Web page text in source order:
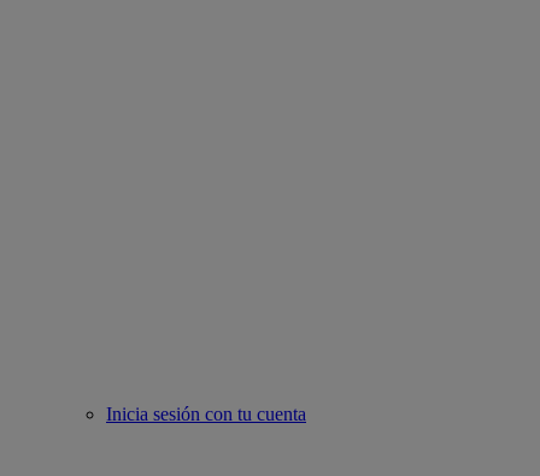
Inicia sesión con tu cuenta